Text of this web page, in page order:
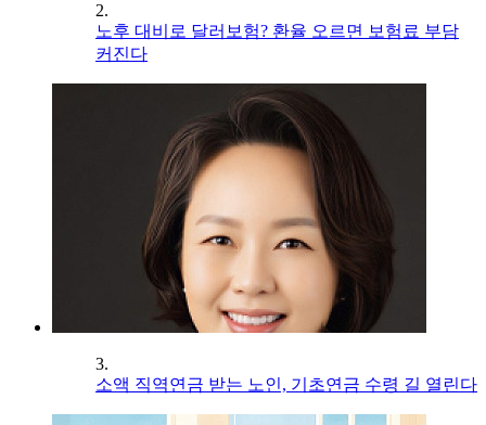
2.
노후 대비로 달러보험? 환율 오르면 보험료 부담
커진다
3.
소액 직역연금 받는 노인, 기초연금 수령 길 열린다